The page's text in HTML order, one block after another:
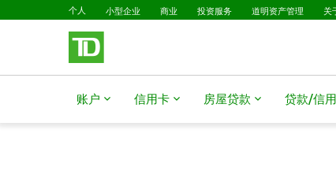
跳转到主要内容
个人 已选择小型企业 商业 投资服务 道明资产管理 关
账户 信用卡 房屋贷款 贷款/信